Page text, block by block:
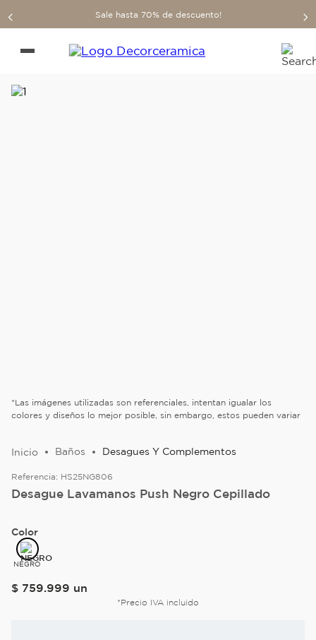
Sale hasta 70% de descuento!
*Las imágenes utilizadas son referenciales, intentan igualar los
colores y diseños lo mejor posible, sin embargo, estos pueden variar
Baños Desagues Y Complementos
Referencia: HS25NG806
Desague Lavamanos Push Negro Cepillado
Color
NEGRO
$ 759.999 un
*Precio IVA incluido